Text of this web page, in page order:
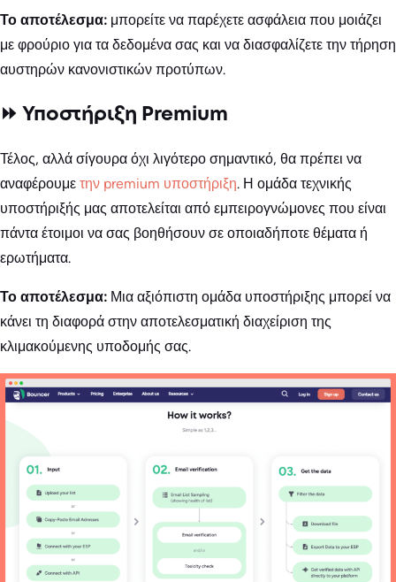
Το αποτέλεσμα: μπορείτε να παρέχετε ασφάλεια που μοιάζει
με φρούριο για τα δεδομένα σας και να διασφαλίζετε την τήρηση
αυστηρών κανονιστικών προτύπων.
⏩ Υποστήριξη Premium
Τέλος, αλλά σίγουρα όχι λιγότερο σημαντικό, θα πρέπει να
αναφέρουμε την premium υποστήριξη. Η ομάδα τεχνικής
υποστήριξής μας αποτελείται από εμπειρογνώμονες που είναι
πάντα έτοιμοι να σας βοηθήσουν σε οποιαδήποτε θέματα ή
ερωτήματα.
Το αποτέλεσμα: Μια αξιόπιστη ομάδα υποστήριξης μπορεί να
κάνει τη διαφορά στην αποτελεσματική διαχείριση της
κλιμακούμενης υποδομής σας.